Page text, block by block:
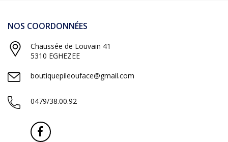
NOS COORDONNÉES
Chaussée de Louvain 41
5310 EGHEZEE
boutiquepileouface@gmail.com
0479/38.00.92